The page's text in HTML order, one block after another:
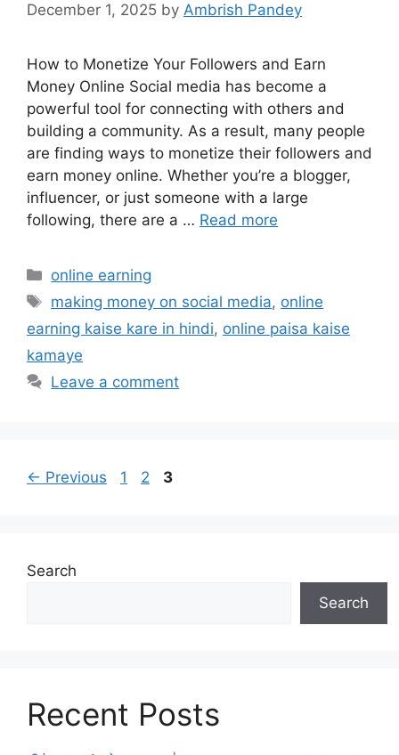
December 1, 2025 by Ambrish Pandey
How to Monetize Your Followers and Earn
Money Online Social media has become a
powerful tool for connecting with others and
building a community. As a result, many people
are finding ways to monetize their followers and
earn money online. Whether you’re a blogger,
influencer, or just someone with a large
following, there are a … Read more
Categories
online earning
Tags
making money on social media, online
earning kaise kare in hindi, online paisa kaise
kamaye
Leave a comment
← Previous Page
1 Page
2 Page
3
Search
Search
Recent Posts